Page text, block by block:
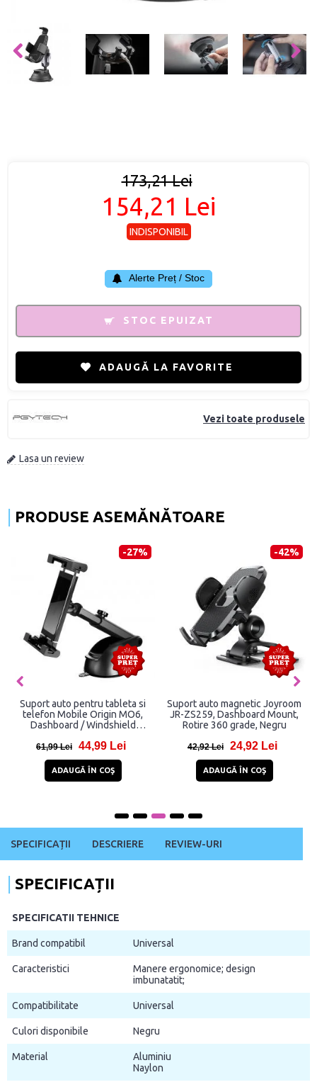
Vezi toate produsele
Lasa un review
173,21 Lei
154,21 Lei
INDISPONIBIL
Alerte Preț / Stoc
STOC EPUIZAT
ADAUGĂ LA FAVORITE
PRODUSE ASEMĂNĂTOARE
-27%
Suport auto pentru tableta si
telefon Mobile Origin MO6,
Dashboard / Windshield
Negru
61,99 Lei 44,99 Lei
ADAUGĂ ÎN COŞ
-42%
Suport auto magnetic Joyroom
JR-ZS259, Dashboard Mount,
Rotire 360 grade, Negru
42,92 Lei 24,92 Lei
ADAUGĂ ÎN COŞ
SPECIFICAȚII DESCRIERE REVIEW-URI
SPECIFICAȚII
SPECIFICATII TEHNICE
Brand compatibil Universal
Caracteristici
Manere ergonomice; design
imbunatatit;
Compatibilitate Universal
Culori disponibile Negru
Material
Aluminiu
Naylon